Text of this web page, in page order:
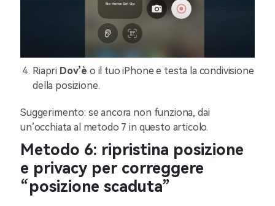
Riapri Dov’è o il tuo iPhone e testa la condivisione
della posizione.
Suggerimento: se ancora non funziona, dai
un’occhiata al metodo 7 in questo articolo.
Metodo 6: ripristina posizione
e privacy per correggere
“posizione scaduta”